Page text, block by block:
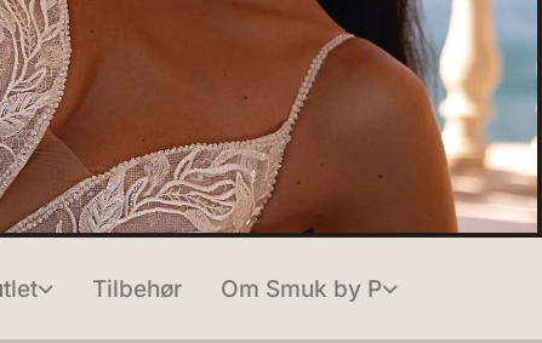
Tilbehør Om Smuk by P